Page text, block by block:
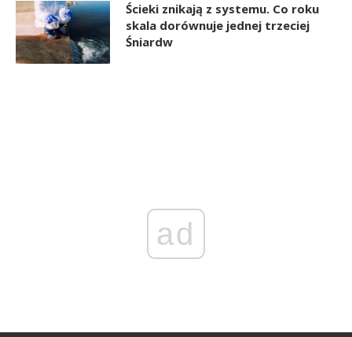
Ścieki znikają z systemu. Co roku
skala dorównuje jednej trzeciej
Śniardw
ad